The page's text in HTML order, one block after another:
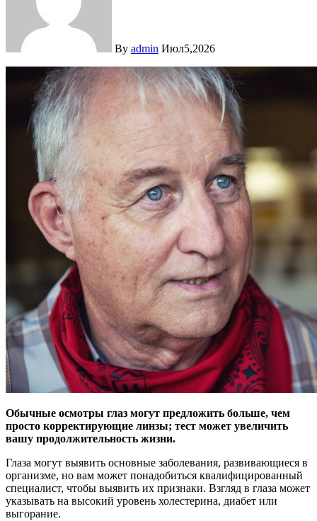
By admin Июл5,2026
Обычные осмотры глаз могут предложить больше, чем
просто корректирующие линзы; тест может увеличить
вашу продолжительность жизни.
Глаза могут выявить основные заболевания, развивающиеся в
организме, но вам может понадобиться квалифицированный
специалист, чтобы выявить их признаки. Взгляд в глаза может
указывать на высокий уровень холестерина, диабет или
выгорание.